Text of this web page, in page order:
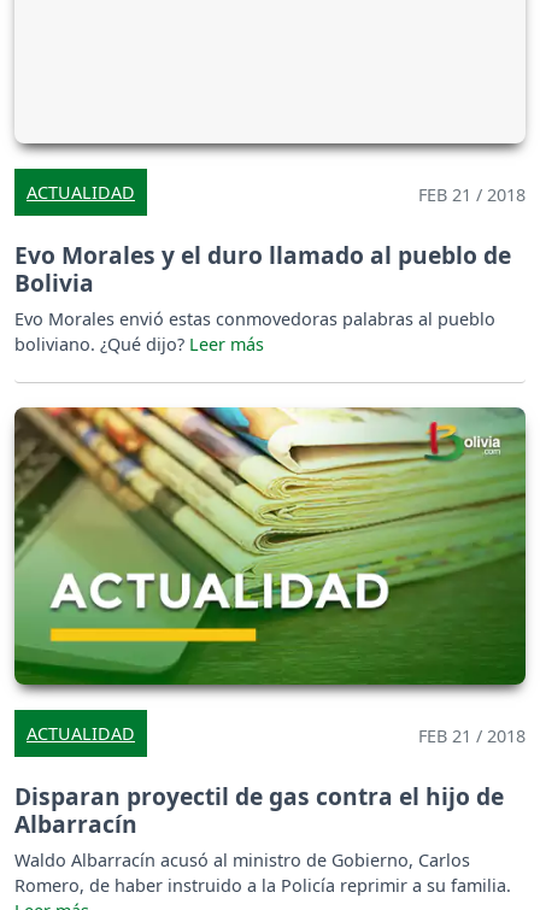
ACTUALIDAD FEB 21 / 2018
Evo Morales y el duro llamado al pueblo de
Bolivia
Evo Morales envió estas conmovedoras palabras al pueblo
boliviano. ¿Qué dijo?
ACTUALIDAD FEB 21 / 2018
Disparan proyectil de gas contra el hijo de
Albarracín
Waldo Albarracín acusó al ministro de Gobierno, Carlos
Romero, de haber instruido a la Policía reprimir a su familia.